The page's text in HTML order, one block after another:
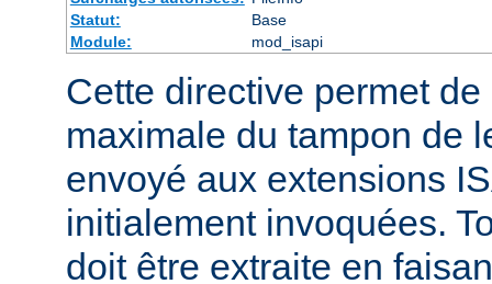
Statut:
Base
Module:
mod_isapi
Cette directive permet
maximale du tampon de
envoyé aux extensions
initialement invoquées.
doit être extraite en